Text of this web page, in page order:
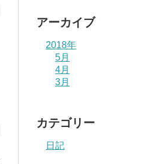
アーカイブ
2018年
5月
4月
3月
カテゴリー
日記